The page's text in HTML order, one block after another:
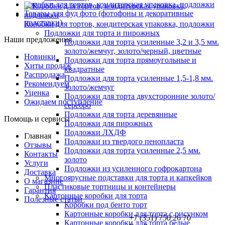
Коробки для тортов, кондитерская упаковка, подложки
Подложки для торта и пирожных
Подложки для торта усиленные 3,2 и 3,5 мм.
золото/жемчуг, золото/черный, цветные
Подложки для торта прямоугольные и
квадратные
Подложки для торта усиленные 1,5-1,8 мм.
золото/жемчуг
Подложки для торта двухсторонние золото/
серебро
Подложки для торта деревянные
Подложки для пирожных
Подложки ЛХДФ
Подложки из твердого пенопласта
Подложки для торта усиленные 2,5 мм.
золото
Подложки из усиленного гофрокартона
Многоярусные подставки для торта и капкейков
Пластиковые тортницы и контейнеры
Картонные коробки для торта
Коробки под бенто торт
Картонные коробки для торта с рисунком
Картонные коробки для торта белые
Коробки для тортов, кондитерская упаковка, подложки
Товары для фуд фото (фотофоны и декоративные
подставки)
Наши предложения
Новинки
Хиты продаж
Распродажа
Рекомендуем
Уценка
Ожидаем поступление
Помощь и сервисы
Главная
Отзывы
Контакты
Услуги
Доставка
О магазине
Гарантия
Полезные статьи
+7 (351) 750 26 70